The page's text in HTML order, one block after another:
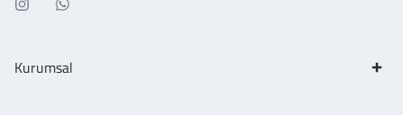
Kurumsal